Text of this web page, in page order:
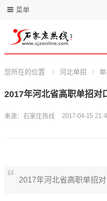
菜单
您所在的位置 河北单招
2017年河北省高职单招对
来源： 石家庄热线 2017-04-15
2017年河北省高职单招